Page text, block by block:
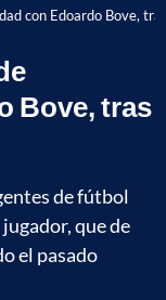
con Edoardo Bove,
Bove, tras
de fútbol
que de
el pasado